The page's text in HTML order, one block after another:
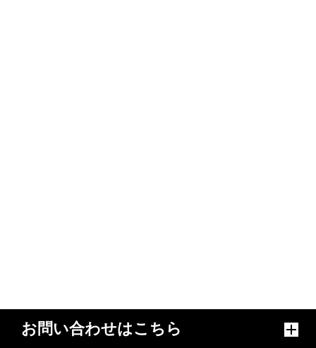
お問い合わせはこちら